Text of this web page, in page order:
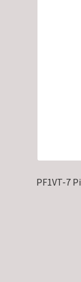
PF1VT-7